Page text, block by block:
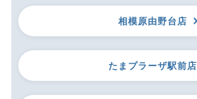
相模原由野台店
たまプラーザ駅前店